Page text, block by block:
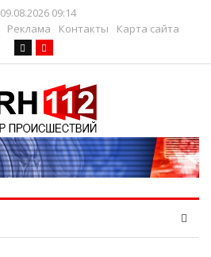
09.08.2026 09:14
Реклама Контакты Карта сайта